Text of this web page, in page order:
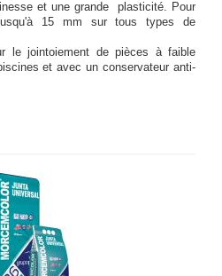
et une grande plasticité. Pour
15 mm sur tous types de
le jointoiement de pièces à faible
et avec un conservateur anti-